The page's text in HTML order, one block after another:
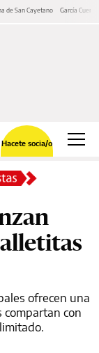
de San Cayetano García Cuerva
Hacete socia/o
ofrecen una
con